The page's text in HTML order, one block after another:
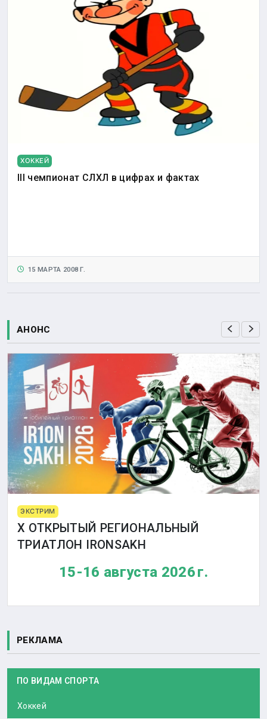
ХОККЕЙ
III чемпионат СЛХЛ в цифрах и фактах
15 МАРТА 2008 Г.
АНОНС
ЭКСТРИМ
X ОТКРЫТЫЙ РЕГИОНАЛЬНЫЙ
ТРИАТЛОН IRONSAKH
15-16 августа 2026 г.
РЕКЛАМА
ПО ВИДАМ СПОРТА
Хоккей